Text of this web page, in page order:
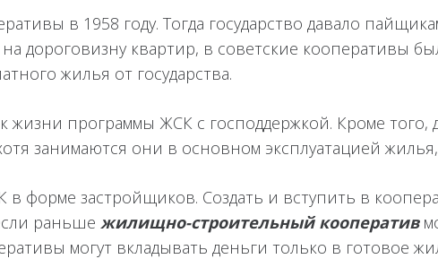
в 1958 году. Тогда государство давало
дороговизну квартир, в советские кооперативы
жилья от государства.
жизни программы ЖСК с господдержкой. Кроме
занимаются они в основном эксплуатацией
форме застройщиков. Создать и вступить в
раньше жилищно-строительный кооператив
могут вкладывать деньги только в готовое